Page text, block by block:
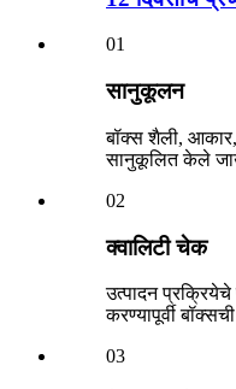
01
सानुकूलन
बॉक्स शैली,
सानुकूलित केले
02
क्वालिटी चेक
उत्पादन
करण्यापूर्वी
03